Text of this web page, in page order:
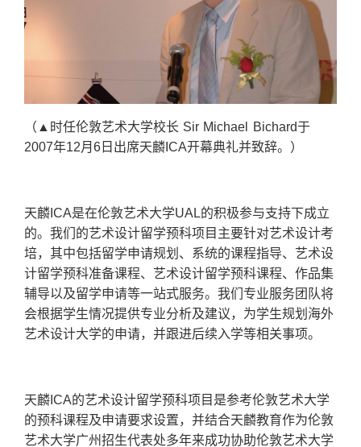
（▲时任伦敦艺术大学校长 Sir Michael Bichard于
2007年12月6日出席天麟ICA开幕典礼并致辞。）
天麟ICA是在伦敦艺术大学UAL的积极参与支持下成立
的。我们的艺术设计留学预科项目主要针对艺术设计考
培，其中包括留学申请规划、系统的课程指导、艺术设
计留学预科准备课程、艺术设计留学预科课程、作品集
辅导以及留学申请等一站式服务。我们专业服务团队将
会根据学生情况提供专业分析及建议，为学生规划海外
艺术设计大学的申请，并跟进后续入学等相关事项。
天麟ICA的艺术设计留学预科项目是参考伦敦艺术大学
的预科课程及申请要求设置，并结合天麟教育作为伦敦
艺术大学广州招生代表处多年来成功协助伦敦艺术大学